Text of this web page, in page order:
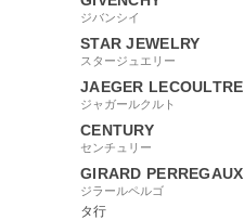
ジバンシイ
STAR JEWELRY
スタージュエリー
JAEGER LECOULTRE
ジャガールクルト
CENTURY
センチュリー
GIRARD PERREGAUX
ジラールペルゴ
タ行